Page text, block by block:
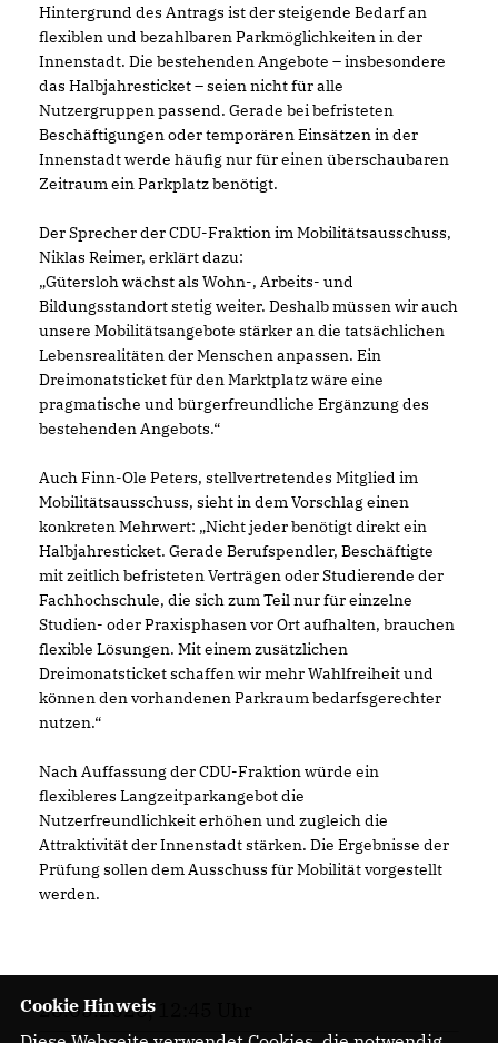
Hintergrund des Antrags ist der steigende Bedarf an
flexiblen und bezahlbaren Parkmöglichkeiten in der
Innenstadt. Die bestehenden Angebote – insbesondere
das Halbjahresticket – seien nicht für alle
Nutzergruppen passend. Gerade bei befristeten
Beschäftigungen oder temporären Einsätzen in der
Innenstadt werde häufig nur für einen überschaubaren
Zeitraum ein Parkplatz benötigt.
Der Sprecher der CDU-Fraktion im Mobilitätsausschuss,
Niklas Reimer, erklärt dazu:
Gütersloh wächst als Wohn-, Arbeits- und
Bildungsstandort stetig weiter. Deshalb müssen wir auch
unsere Mobilitätsangebote stärker an die tatsächlichen
Lebensrealitäten der Menschen anpassen. Ein
Dreimonatsticket für den Marktplatz wäre eine
pragmatische und bürgerfreundliche Ergänzung des
bestehenden Angebots.“
Auch Finn-Ole Peters, stellvertretendes Mitglied im
Mobilitätsausschuss, sieht in dem Vorschlag einen
konkreten Mehrwert: „Nicht jeder benötigt direkt ein
Halbjahresticket. Gerade Berufspendler, Beschäftigte
mit zeitlich befristeten Verträgen oder Studierende der
Fachhochschule, die sich zum Teil nur für einzelne
Studien- oder Praxisphasen vor Ort aufhalten, brauchen
flexible Lösungen. Mit einem zusätzlichen
Dreimonatsticket schaffen wir mehr Wahlfreiheit und
können den vorhandenen Parkraum bedarfsgerechter
nutzen.“
Nach Auffassung der CDU-Fraktion würde ein
flexibleres Langzeitparkangebot die
Nutzerfreundlichkeit erhöhen und zugleich die
Attraktivität der Innenstadt stärken. Die Ergebnisse der
Prüfung sollen dem Ausschuss für Mobilität vorgestellt
werden.
28.05.2026, 12:45 Uhr
Cookie Hinweis